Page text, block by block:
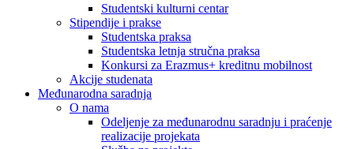
Studentski kulturni centar
Stipendije i prakse
Studentska praksa
Studentska letnja stručna praksa
Konkursi za Erazmus+ kreditnu mobilnost
Akcije studenata
Međunarodna saradnja
O nama
Odeljenje za međunarodnu saradnju i praćenje
realizacije projekata